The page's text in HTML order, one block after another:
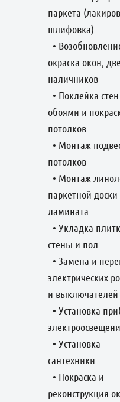
паркета
шлифовка)
•
окраска окон,
наличников
• Поклейка стен
обоями и
потолков
• Монтаж
потолков
• Монтаж
паркетной
ламината
• Укладка
стены и пол
• Замена и
электрических
и выключателей
• Установка
• Установка
сантехники
• Покраска и
реконструкция